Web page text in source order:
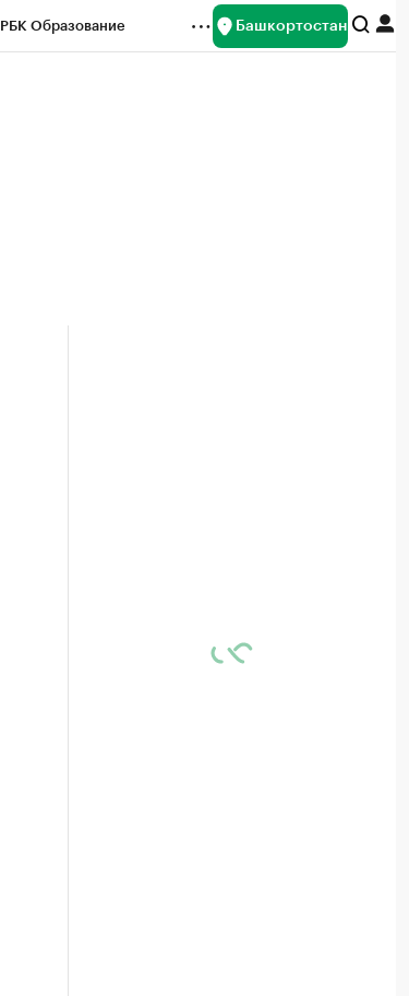
РБК Образование Башкортостан